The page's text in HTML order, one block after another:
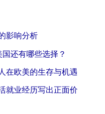
影响分析
还有哪些选择？
在欧美的生存与机遇
就业经历写出正面价